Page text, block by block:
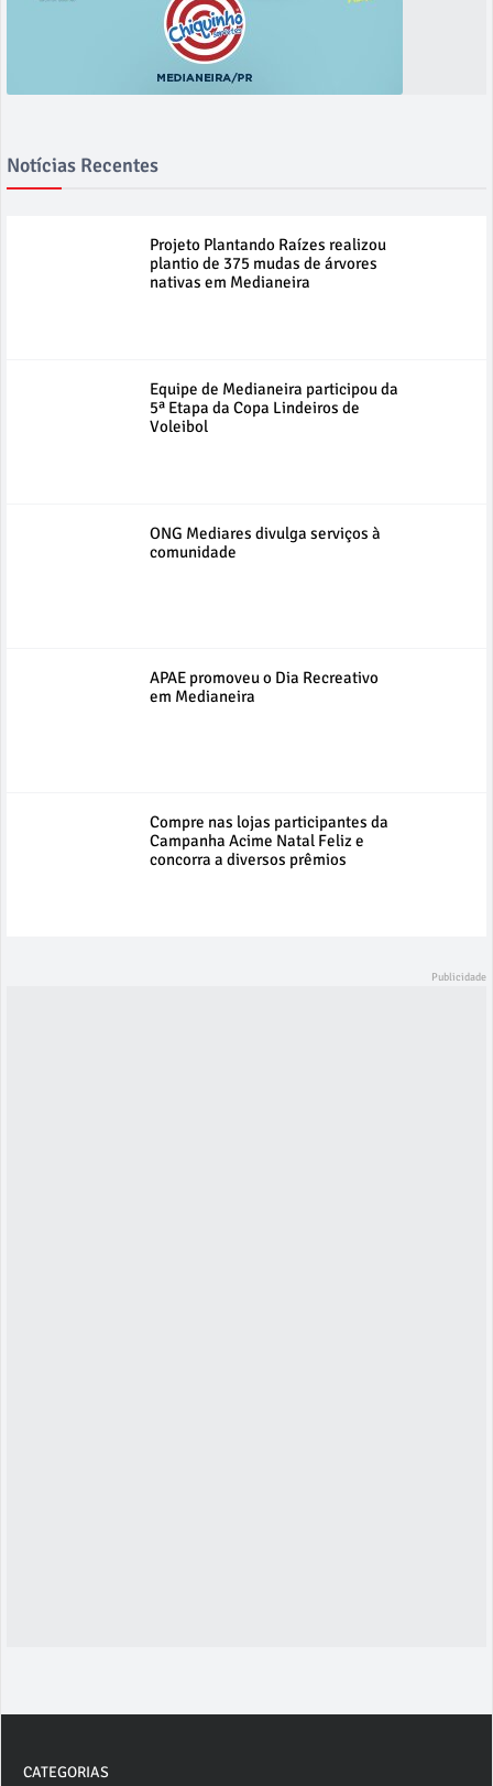
Notícias Recentes
Projeto Plantando Raízes realizou
plantio de 375 mudas de árvores
nativas em Medianeira
Equipe de Medianeira participou da
5ª Etapa da Copa Lindeiros de
Voleibol
ONG Mediares divulga serviços à
comunidade
APAE promoveu o Dia Recreativo
em Medianeira
Compre nas lojas participantes da
Campanha Acime Natal Feliz e
concorra a diversos prêmios
CATEGORIAS